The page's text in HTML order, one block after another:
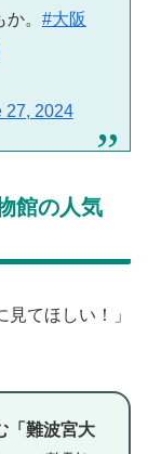
。 #大阪
27, 2024
館の人気
てほしい！」
「難波宮大